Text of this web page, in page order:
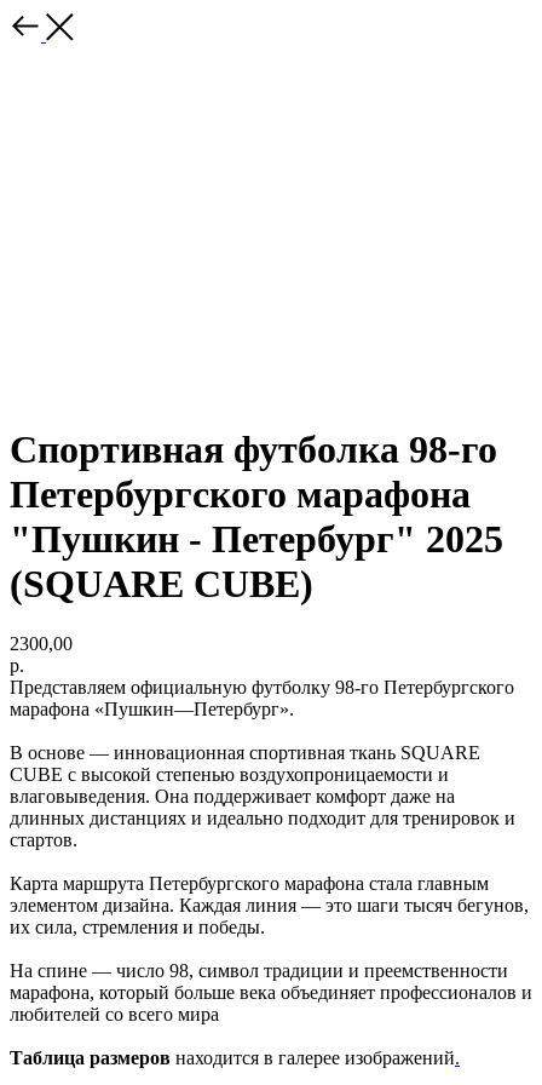
Спортивная футболка 98-го
Петербургского марафона
"Пушкин - Петербург" 2025
(SQUARE CUBE)
2300,00
р.
Представляем официальную футболку 98-го Петербургского
марафона «Пушкин—Петербург».
В основе — инновационная спортивная ткань SQUARE
CUBE с высокой степенью воздухопроницаемости и
влаговыведения. Она поддерживает комфорт даже на
длинных дистанциях и идеально подходит для тренировок и
стартов.
Карта маршрута Петербургского марафона стала главным
элементом дизайна. Каждая линия — это шаги тысяч бегунов,
их сила, стремления и победы.
На спине — число 98, символ традиции и преемственности
марафона, который больше века объединяет профессионалов и
любителей со всего мира
Таблица размеров находится в галерее изображений.